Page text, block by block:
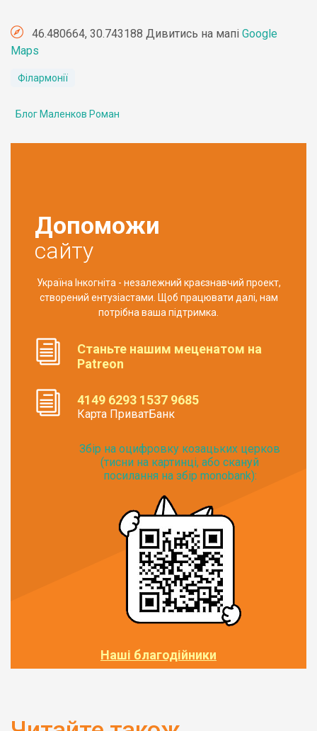
46.480664, 30.743188 Дивитись на мапі Google
Maps
Філармонії
Блог Маленков Роман
Допоможи
сайту
Україна Інкогніта - незалежний краєзнавчий проект,
створений ентузіастами. Щоб працювати далі, нам
потрібна ваша підтримка.
Станьте нашим меценатом на
Patreon
4149 6293 1537 9685
Карта ПриватБанк
Збір на оцифровку козацьких церков
(тисни на картинці, або скануй
посилання на збір monobank):
Наші благодійники